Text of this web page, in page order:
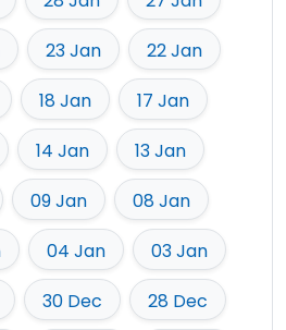
23 Jan
22 Jan
18 Jan
17 Jan
14 Jan
13 Jan
09 Jan
08 Jan
04 Jan
03 Jan
30 Dec
28 Dec